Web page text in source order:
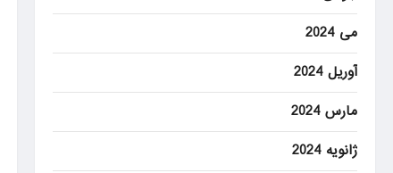
می 2024
آوریل 2024
مارس 2024
ژانویه 2024